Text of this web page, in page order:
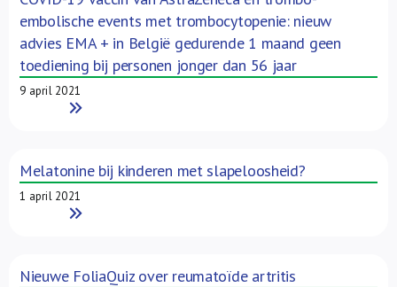
embolische events met trombocytopenie: nieuw
advies EMA + in België gedurende 1 maand geen
toediening bij personen jonger dan 56 jaar
9 april 2021
Read More
Melatonine bij kinderen met slapeloosheid?
1 april 2021
Read More
Nieuwe FoliaQuiz over reumatoïde artritis